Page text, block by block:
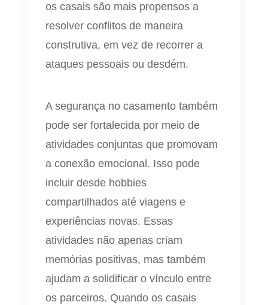
os casais são mais propensos a
resolver conflitos de maneira
construtiva, em vez de recorrer a
ataques pessoais ou desdém.
A segurança no casamento também
pode ser fortalecida por meio de
atividades conjuntas que promovam
a conexão emocional. Isso pode
incluir desde hobbies
compartilhados até viagens e
experiências novas. Essas
atividades não apenas criam
memórias positivas, mas também
ajudam a solidificar o vínculo entre
os parceiros. Quando os casais